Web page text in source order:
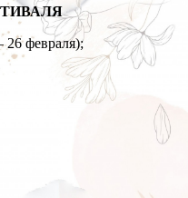
26 февраля);